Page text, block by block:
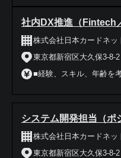
社内DX推進（Fintech
株式会社日本カードネッ
東京都新宿区大久保3-8-
■経験、スキル、年齢を
システム開発担当（ポ
株式会社日本カードネッ
東京都新宿区大久保3-8-